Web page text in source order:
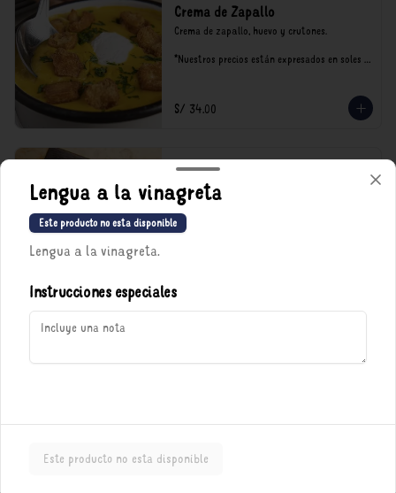
Crema de Zapallo
Crema de zapallo, huevo y crutones.
*Nuestros precios están expresados en soles e
S/ 34.00
Menestrón con Carne
Queso parmesano, carnecita y mucho caldo.
*Nuestros precios están expresados en soles e
incluyen impuestos de ley y recargo al
Porciones
Política de Cookies
Haga clic en Aceptar para permitir que Justo use cookies a fin
eficiencia en otras apps y sitios web, incluidas las redes
Lengua a la vinagreta
Este producto no esta disponible
Lengua a la vinagreta.
Instrucciones especiales
Este producto no esta disponible